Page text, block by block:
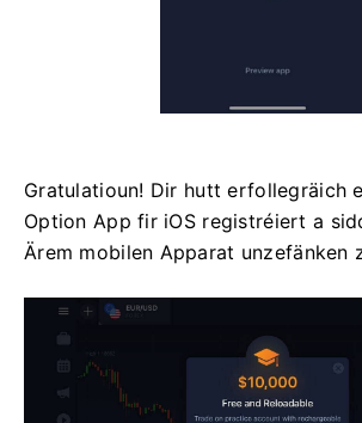
Gratulatioun! Dir hutt erfollegräich
Option App fir iOS registréiert a
Ärem mobilen Apparat unzefänken